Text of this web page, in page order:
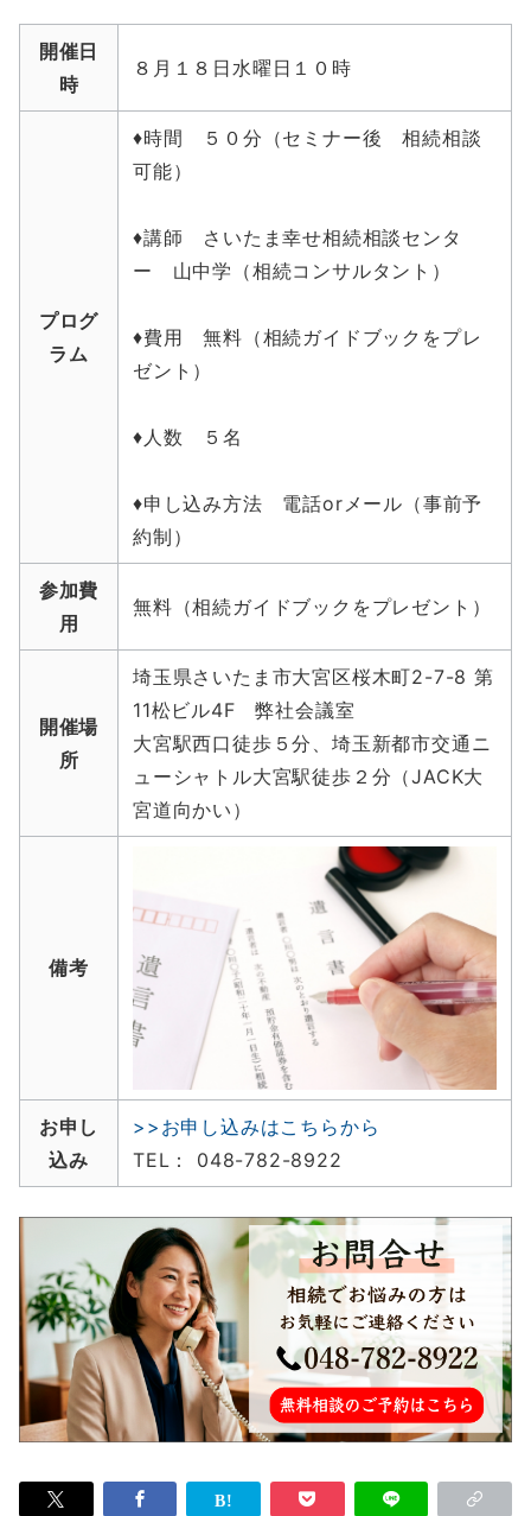
開催日
時
８月１８日水曜日１０時
プログ
ラム
♦時間 ５０分（セミナー後 相続相談
可能）
♦講師 さいたま幸せ相続相談センタ
ー 山中学（相続コンサルタント）
♦費用 無料（相続ガイドブックをプレ
ゼント）
♦人数 ５名
♦申し込み方法 電話orメール（事前予
約制）
参加費
用
無料（相続ガイドブックをプレゼント）
開催場
所
埼玉県さいたま市大宮区桜木町2-7-8 第
11松ビル4F 弊社会議室
大宮駅西口徒歩５分、埼玉新都市交通ニ
ューシャトル大宮駅徒歩２分（JACK大
宮道向かい）
備考
お申し
込み
>>お申し込みはこちらから
TEL： 048-782-8922